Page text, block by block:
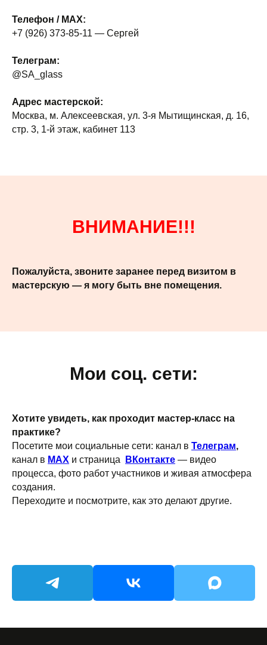
Телефон / MAX:
+7 (926) 373-85-11 — Сергей
Телеграм:
@SA_glass
Адрес мастерской:
Москва, м. Алексеевская, ул. 3-я Мытищинская, д. 16,
стр. 3, 1-й этаж, кабинет 113
ВНИМАНИЕ!!!
Пожалуйста, звоните заранее перед визитом в
мастерскую — я могу быть вне помещения.
Мои соц. сети:
Хотите увидеть, как проходит мастер-класс на
практике?
Посетите мои социальные сети: канал в Телеграм,
канал в MAX и страница ВКонтакте — видео
процесса, фото работ участников и живая атмосфера
создания.
Переходите и посмотрите, как это делают другие.